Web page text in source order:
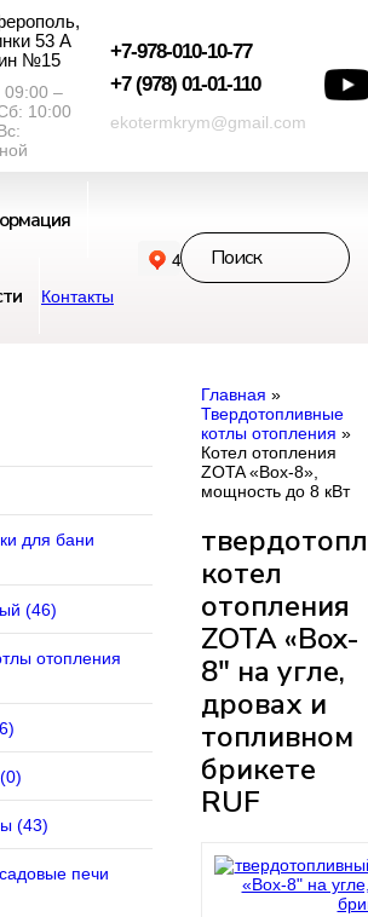
53 А
№15
09:00 –
10:00
+7-978-010-10-77
+7 (978) 01-01-110
ekotermkrym@gmail.com
Контакты
для бани
(46)
отопления
(43)
печи
Главная »
Твердотопливные
котлы отопления »
Котел отопления
ZOTA «Box-8»,
мощность до 8 кВт
котел
отопления
ZOTA «Box-
8" на угле,
дровах и
топливном
брикете
RUF